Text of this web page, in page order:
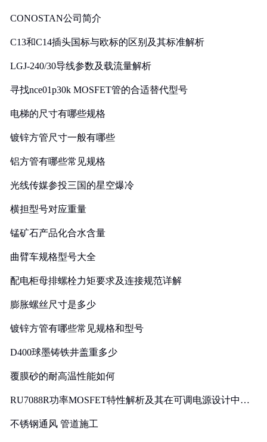
CONOSTAN公司简介
C13和C14插头国标与欧标的区别及其标准解析
LGJ-240/30导线参数及载流量解析
寻找nce01p30k MOSFET管的合适替代型号
电梯的尺寸有哪些规格
镀锌方管尺寸一般有哪些
铝方管有哪些常见规格
光线传媒参投三国的星空爆冷
横担型号对应重量
锰矿石产品化合水含量
曲臂车规格型号大全
配电柜母排螺栓力矩要求及连接规范详解
膨胀螺丝尺寸是多少
镀锌方管有哪些常见规格和型号
D400球墨铸铁井盖重多少
覆膜砂的耐高温性能如何
RU7088R功率MOSFET特性解析及其在可调电源设计中的
不锈钢通风 管道施工